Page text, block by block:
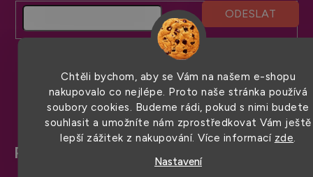
Chtěli bychom, aby se Vám na našem e-shopu
nakupovalo co nejlépe. Proto naše stránka používá
soubory cookies. Budeme rádi, pokud s nimi budete
souhlasit a umožníte nám zprostředkovat Vám ještě
lepší zážitek z nakupování. Více informací zde.
Nastavení
a
Pro snadný nákup